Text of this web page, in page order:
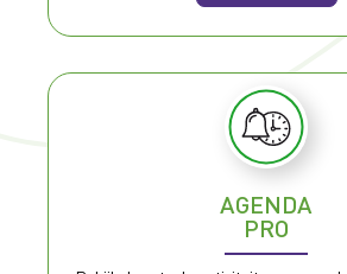
AGENDA
PRO